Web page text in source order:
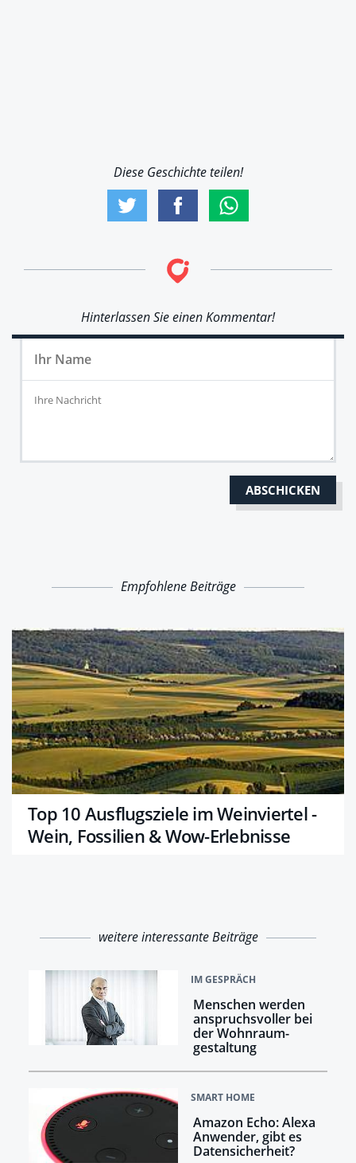
Diese Geschichte teilen!
Hinterlassen Sie einen Kommentar!
Empfohlene Beiträge
Top 10 Ausflugsziele im Weinviertel -
Wein, Fossilien & Wow-Erlebnisse
weitere interessante Beiträge
IM GESPRÄCH
Menschen werden
anspruchsvoller bei
der Wohnraum­
gestaltung
SMART HOME
Amazon Echo: Alexa
Anwender, gibt es
Datensicherheit?